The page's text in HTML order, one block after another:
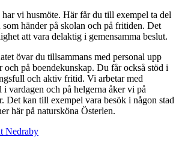
vi husmöte. Här får du till exempel ta del
händer på skolan och på fritiden. Det
att vara delaktig i gemensamma beslut.
övar du tillsammans med personal upp
och på boendekunskap. Du får också stöd i
och aktiv fritid. Vi arbetar med
i vardagen och på helgerna åker vi på
Det kan till exempel vara besök i någon stad
här på natursköna Österlen.
Nedraby